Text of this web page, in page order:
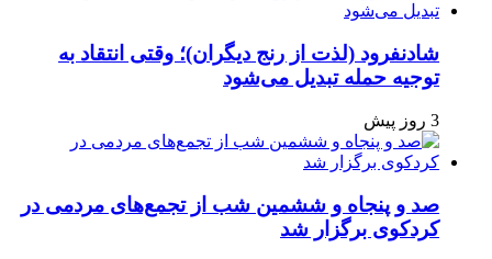
شادنفرود (لذت از رنج دیگران)؛ وقتی انتقاد به
توجیه حمله تبدیل می‌شود
3 روز پیش
صد و پنجاه‌ و ششمین شب از تجمع‌های مردمی در
کردکوی برگزار شد